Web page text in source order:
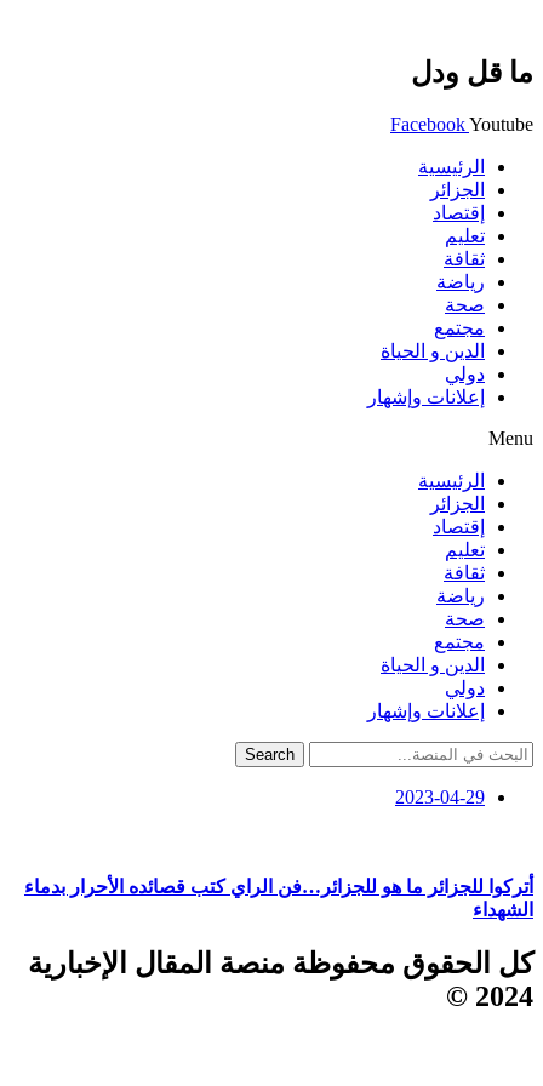
ما قل ودل
FacebookYoutube
الرئيسية
الجزائر
إقتصاد
تعليم
ثقافة
رياضة
صحة
مجتمع
الدين و الحياة
دولي
إعلانات وإشهار
Menu
الرئيسية
الجزائر
إقتصاد
تعليم
ثقافة
رياضة
صحة
مجتمع
الدين و الحياة
دولي
إعلانات وإشهار
Search
2023-04-29
أتركوا للجزائر ما هو للجزائر…فن الراي كتب قصائده الأحرار بدماء
الشهداء
كل الحقوق محفوظة منصة المقال الإخبارية
2024 ©